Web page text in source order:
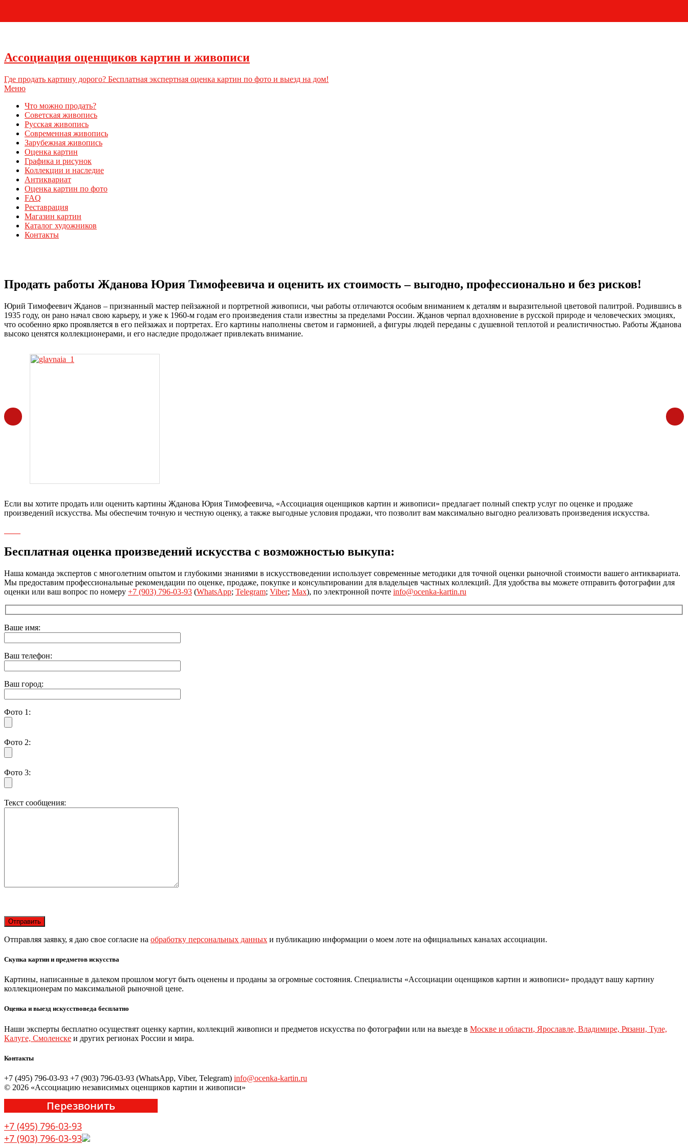
Ассоциация оценщиков картин и живописи
Где продать картину дорого? Бесплатная экспертная оценка картин по фото и выезд на дом!
Меню
Что можно продать?
Советская живопись
Русская живопись
Современная живопись
Зарубежная живопись
Оценка картин
Графика и рисунок
Коллекции и наследие
Антиквариат
Оценка картин по фото
FAQ
Реставрация
Магазин картин
Каталог художников
Контакты
Продать работы Жданова Юрия Тимофеевича и оценить их стоимость – выгодно, профессионально и без рисков!
Юрий Тимофеевич Жданов – признанный мастер пейзажной и портретной живописи, чьи работы отличаются особым вниманием к деталям и выразительной цветовой палитрой. Родившись в
1935 году, он рано начал свою карьеру, и уже к 1960-м годам его произведения стали известны за пределами России. Жданов черпал вдохновение в русской природе и человеческих эмоциях,
что особенно ярко проявляется в его пейзажах и портретах. Его картины наполнены светом и гармонией, а фигуры людей переданы с душевной теплотой и реалистичностью. Работы Жданова
высоко ценятся коллекционерами, и его наследие продолжает привлекать внимание.
Если вы хотите продать или оценить картины Жданова Юрия Тимофеевича, «Ассоциация оценщиков картин и живописи» предлагает полный спектр услуг по оценке и продаже
произведений искусства. Мы обеспечим точную и честную оценку, а также выгодные условия продажи, что позволит вам максимально выгодно реализовать произведения искусства.
Бесплатная оценка произведений искусства с возможностью выкупа:
Наша команда экспертов с многолетним опытом и глубокими знаниями в искусствоведении использует современные методики для точной оценки рыночной стоимости вашего антиквариата.
Мы предоставим профессиональные рекомендации по оценке, продаже, покупке и консультировании для владельцев частных коллекций. Для удобства вы можете отправить фотографии для
оценки или ваш вопрос по номеру +7 (903) 796-03-93 (WhatsApp; Telegram; Viber; Max), по электронной почте info@ocenka-kartin.ru
Ваше имя:
Ваш телефон:
Ваш город:
Фото 1:
Фото 2:
Фото 3:
Текст сообщения:
Отправляя заявку, я даю свое согласие на обработку персональных данных и публикацию информации о моем лоте на официальных каналах ассоциации.
Скупка картин и предметов искусства
Картины, написанные в далеком прошлом могут быть оценены и проданы за огромные состояния. Специалисты «Ассоциации оценщиков картин и живописи» продадут вашу картину
коллекционерам по максимальной рыночной цене.
Оценка и выезд искусствоведа бесплатно
Наши эксперты бесплатно осуществят оценку картин, коллекций живописи и предметов искусства по фотографии или на выезде в Москве и области, Ярославле, Владимире, Рязани, Туле,
Калуге, Смоленске и других регионах России и мира.
Контакты
+7 (495) 796-03-93 +7 (903) 796-03-93 (WhatsApp, Viber, Telegram) info@ocenka-kartin.ru
© 2026 «Ассоциацию независимых оценщиков картин и живописи»
Перезвонить
+7 (495) 796-03-93
+7 (903) 796-03-93